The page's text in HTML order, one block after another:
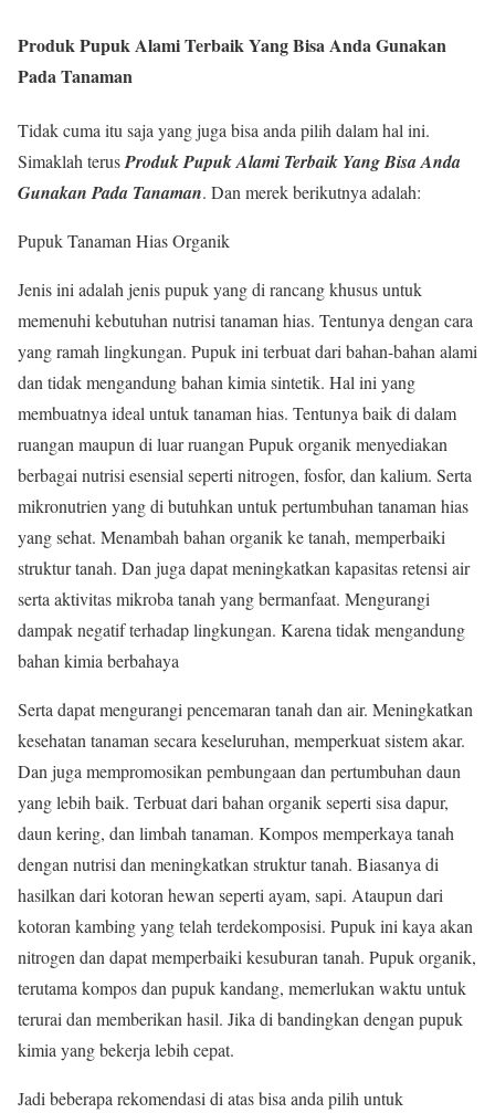
Produk Pupuk Alami Terbaik Yang Bisa Anda Gunakan
Pada Tanaman
Tidak cuma itu saja yang juga bisa anda pilih dalam hal ini.
Simaklah terusProduk Pupuk Alami Terbaik Yang Bisa Anda
Gunakan Pada Tanaman. Dan merek berikutnya adalah:
Pupuk Tanaman Hias Organik
Jenis ini adalah jenis pupuk yang di rancang khusus untuk
memenuhi kebutuhan nutrisi tanaman hias. Tentunya dengan cara
yang ramah lingkungan. Pupuk ini terbuat dari bahan-bahan alami
dan tidak mengandung bahan kimia sintetik. Hal ini yang
membuatnya ideal untuk tanaman hias. Tentunya baik di dalam
ruangan maupun di luar ruangan Pupuk organik menyediakan
berbagai nutrisi esensial seperti nitrogen, fosfor, dan kalium. Serta
mikronutrien yang di butuhkan untuk pertumbuhan tanaman hias
yang sehat. Menambah bahan organik ke tanah, memperbaiki
struktur tanah. Dan juga dapat meningkatkan kapasitas retensi air
serta aktivitas mikroba tanah yang bermanfaat. Mengurangi
dampak negatif terhadap lingkungan. Karena tidak mengandung
bahan kimia berbahaya
Serta dapat mengurangi pencemaran tanah dan air. Meningkatkan
kesehatan tanaman secara keseluruhan, memperkuat sistem akar.
Dan juga mempromosikan pembungaan dan pertumbuhan daun
yang lebih baik. Terbuat dari bahan organik seperti sisa dapur,
daun kering, dan limbah tanaman. Kompos memperkaya tanah
dengan nutrisi dan meningkatkan struktur tanah. Biasanya di
hasilkan dari kotoran hewan seperti ayam, sapi. Ataupun dari
kotoran kambing yang telah terdekomposisi. Pupuk ini kaya akan
nitrogen dan dapat memperbaiki kesuburan tanah. Pupuk organik,
terutama kompos dan pupuk kandang, memerlukan waktu untuk
terurai dan memberikan hasil. Jika di bandingkan dengan pupuk
kimia yang bekerja lebih cepat.
Jadi beberapa rekomendasi di atas bisa anda pilih untuk